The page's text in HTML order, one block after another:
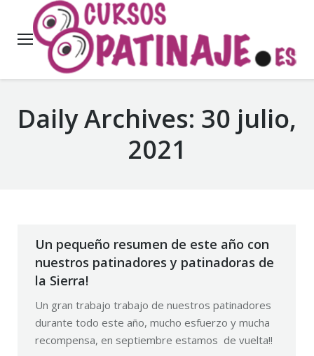
Daily Archives: 30 julio,
2021
Un pequeño resumen de este año con
nuestros patinadores y patinadoras de
la Sierra!
Un gran trabajo trabajo de nuestros patinadores
durante todo este año, mucho esfuerzo y mucha
recompensa, en septiembre estamos de vuelta!!